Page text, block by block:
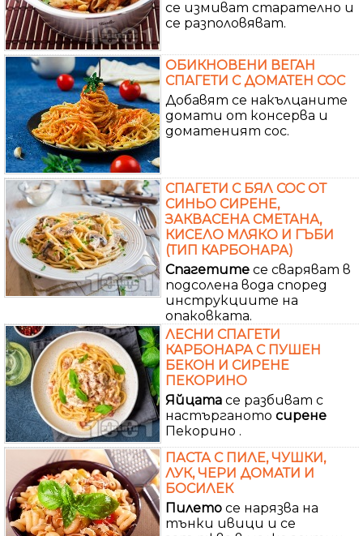
се измиват старателно и
се разполовяват.
ОБИКНОВЕНИ ВЕГАН
СПАГЕТИ С ДОМАТЕН СОС
Добавят се накълцаните
домати от консерва и
доматеният сос.
СПАГЕТИ С БЯЛ СОС ОТ
СИНЬО СИРЕНЕ,
ЗАКВАСЕНА СМЕТАНА,
КИСЕЛО МЛЯКО И ГЪБИ
(ТИП КАРБОНАРА)
Спагетите се сваряват в
подсолена вода според
инструкциите на
опаковката.
ЛЕСНИ СПАГЕТИ
КАРБОНАРА С ПУШЕН
БЕКОН И СИРЕНЕ
ПЕКОРИНО
Яйцата се разбиват с
настърганото сирене
Пекорино .
ПАСТА С ПИЛЕ, ЧУШКИ,
ЛУК, ЧЕРИ ДОМАТИ И
БОСИЛЕК
Пилето се нарязва на
тънки ивици и се